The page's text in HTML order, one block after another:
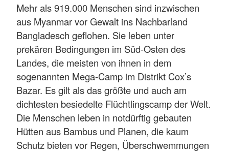
Mehr als 919.000 Menschen sind inzwischen
aus Myanmar vor Gewalt ins Nachbarland
Bangladesch geflohen. Sie leben unter
prekären Bedingungen im Süd-Osten des
Landes, die meisten von ihnen in dem
sogenannten Mega-Camp im Distrikt Cox’s
Bazar. Es gilt als das größte und auch am
dichtesten besiedelte Flüchtlingscamp der Welt.
Die Menschen leben in notdürftig gebauten
Hütten aus Bambus und Planen, die kaum
Schutz bieten vor Regen, Überschwemmungen